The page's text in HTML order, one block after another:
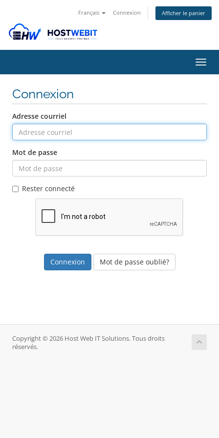
Français Connexion Afficher le panier
la
Connexion
Adresse courriel
Mot de passe
Rester connecté
Mot de passe oublié?
Copyright © 2026 Host Web IT Solutions. Tous droits
réservés.